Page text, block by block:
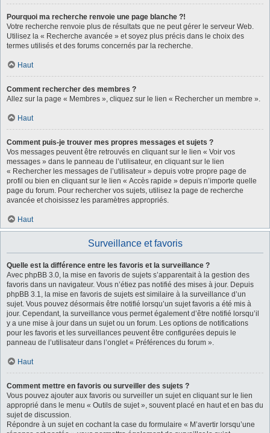
Pourquoi ma recherche renvoie une page blanche ?!
Votre recherche renvoie plus de résultats que ne peut gérer le serveur Web.
Utilisez la « Recherche avancée » et soyez plus précis dans le choix des
termes utilisés et des forums concernés par la recherche.
Haut
Comment rechercher des membres ?
Allez sur la page « Membres », cliquez sur le lien « Rechercher un membre ».
Haut
Comment puis-je trouver mes propres messages et sujets ?
Vos messages peuvent être retrouvés en cliquant sur le lien « Voir vos
messages » dans le panneau de l’utilisateur, en cliquant sur le lien
« Rechercher les messages de l’utilisateur » depuis votre propre page de
profil ou bien en cliquant sur le lien « Accès rapide » depuis n’importe quelle
page du forum. Pour rechercher vos sujets, utilisez la page de recherche
avancée et choisissez les paramètres appropriés.
Haut
Surveillance et favoris
Quelle est la différence entre les favoris et la surveillance ?
Avec phpBB 3.0, la mise en favoris de sujets s’apparentait à la gestion des
favoris dans un navigateur. Vous n’étiez pas notifié des mises à jour. Depuis
phpBB 3.1, la mise en favoris de sujets est similaire à la surveillance d’un
sujet. Vous pouvez désormais être notifié lorsqu’un sujet favoris a été mis à
jour. Cependant, la surveillance vous permet également d’être notifié lorsqu’il
y a une mise à jour dans un sujet ou un forum. Les options de notifications
pour les favoris et les surveillances peuvent être configurées depuis le
panneau de l’utilisateur dans l’onglet « Préférences du forum ».
Haut
Comment mettre en favoris ou surveiller des sujets ?
Vous pouvez ajouter aux favoris ou surveiller un sujet en cliquant sur le lien
approprié dans le menu « Outils de sujet », souvent placé en haut et en bas du
sujet de discussion.
Répondre à un sujet en cochant la case du formulaire « M’avertir lorsqu’une